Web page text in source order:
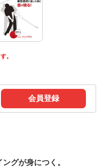
。
会員登録
グが身につく。